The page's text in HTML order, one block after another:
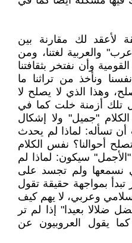
لأعقد لك مقارنة بين
والعربية لغتنا، ومن
وأن نفتخر بثقافتنا
ونأخذ من تراثنا ما
وهذا الذي لا يصلح لا
تلك أزمنة خلت كما في
"جميل" ولا إشكال
تسأله: لماذا لم يحدث
أحوالنا؟ نفس الكلام
سيكون: لماذا لم
نسمعها ولم تجسد على
تبدأ بمواجهة حقيقة تقول
وعربي، لا يهم كيف
ضلالا بعيدا" إذا لم تر
كما يقول العروبيون عن